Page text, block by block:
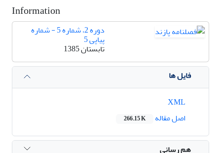
Information
دوره 2، شماره 5 - شماره
پیاپی 5
تابستان 1385
فایل ها
اصل مقاله
266.15 K
هم رسانی